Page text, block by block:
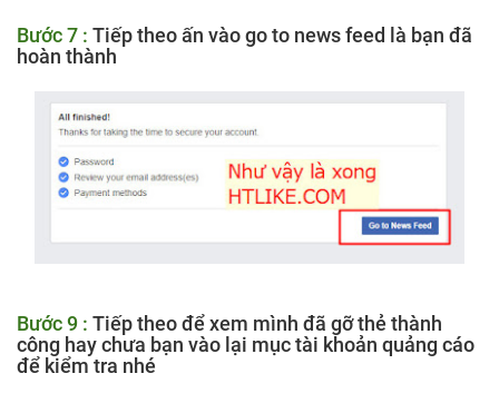
Bước 7 : Tiếp theo ấn vào go to news feed là bạn đã
hoàn thành
Bước 9 : Tiếp theo để xem mình đã gỡ thẻ thành
công hay chưa bạn vào lại mục tài khoản quảng cáo
để kiểm tra nhé